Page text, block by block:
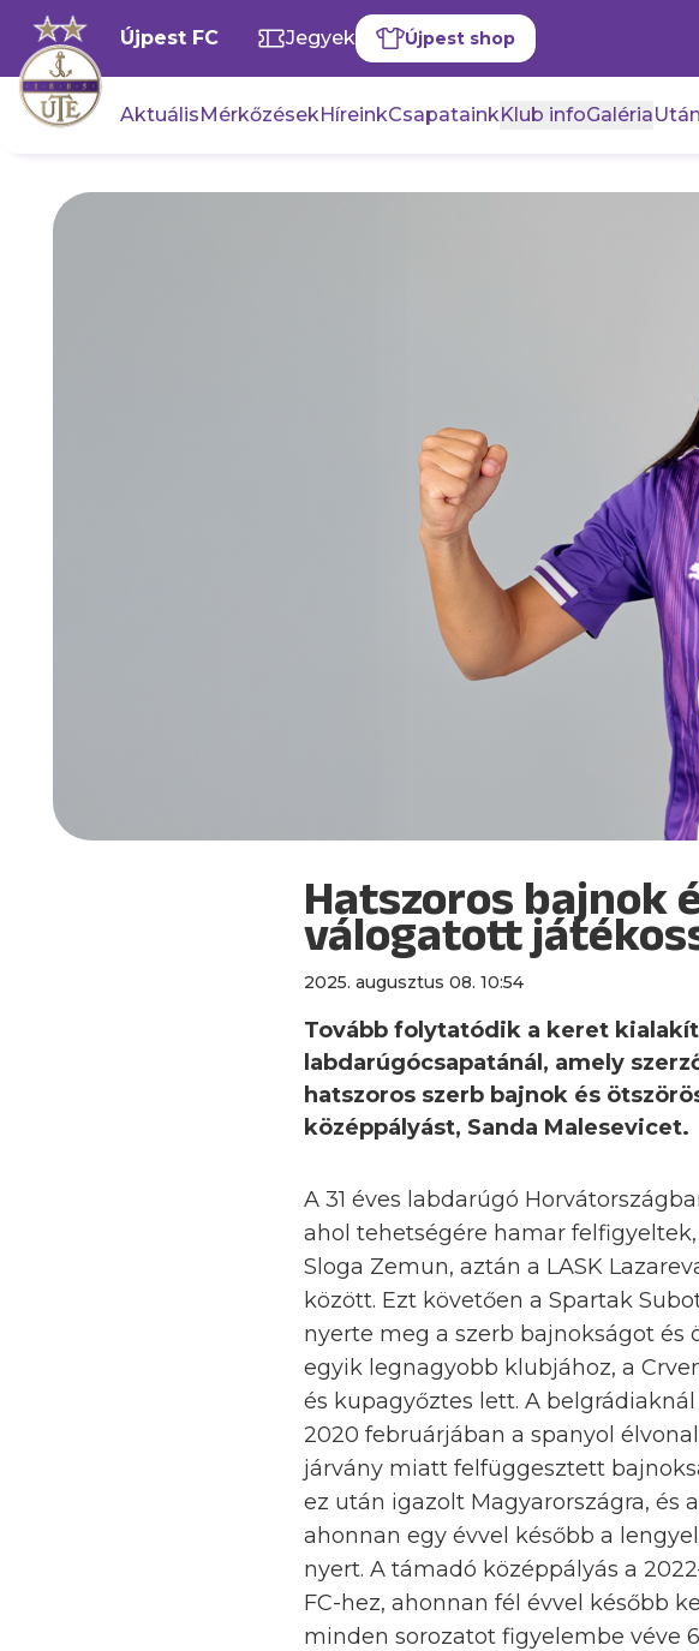
Újpest FC Jegyek Újpest shop
AktuálisMérkőzésekHíreinkCsapatainkKlub infoGaléria
Hatszoros bajnok
válogatott
2025. augusztus 08. 10:54
Tovább folytatódik a keret
labdarúgócsapatánál, amely
hatszoros szerb bajnok és
középpályást, Sanda Malesevicet.
A 31 éves labdarúgó
ahol tehetségére hamar
Sloga Zemun, aztán a LASK
között. Ezt követően a Spartak
nyerte meg a szerb bajnokságot és
egyik legnagyobb klubjához, a
és kupagyőztes lett. A
2020 februárjában a spanyol
járvány miatt felfüggesztett
ez után igazolt Magyarországra, és
ahonnan egy évvel később a
nyert. A támadó középpályás a
FC-hez, ahonnan fél évvel később
minden sorozatot figyelembe véve